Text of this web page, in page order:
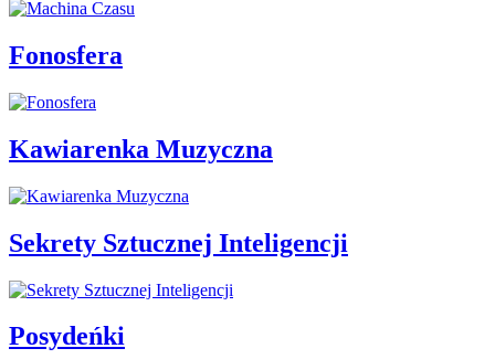
Fonosfera
Kawiarenka Muzyczna
Sekrety Sztucznej Inteligencji
Posydeńki